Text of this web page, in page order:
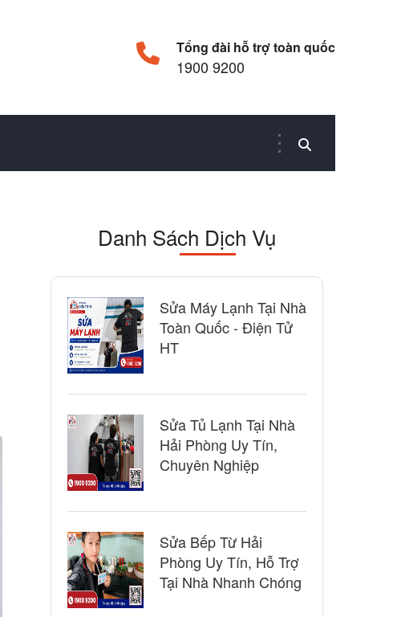
Tổng đài hỗ trợ toàn quốc
1900 9200
Danh Sách Dịch Vụ
Sửa Máy Lạnh Tại Nhà
Toàn Quốc - Điện Tử
HT
Sửa Tủ Lạnh Tại Nhà
Hải Phòng Uy Tín,
Chuyên Nghiệp
Sửa Bếp Từ Hải
Phòng Uy Tín, Hỗ Trợ
Tại Nhà Nhanh Chóng